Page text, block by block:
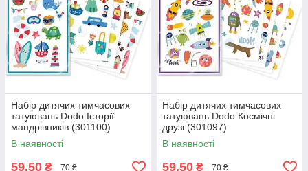
Набір дитячих тимчасових
татуювань Dodo Історії
мандрівників (301100)
В наявності
59,50 ₴ 70 ₴
Набір дитячих тимчасових
татуювань Dodo Космічні
друзі (301097)
В наявності
59,50 ₴ 70 ₴